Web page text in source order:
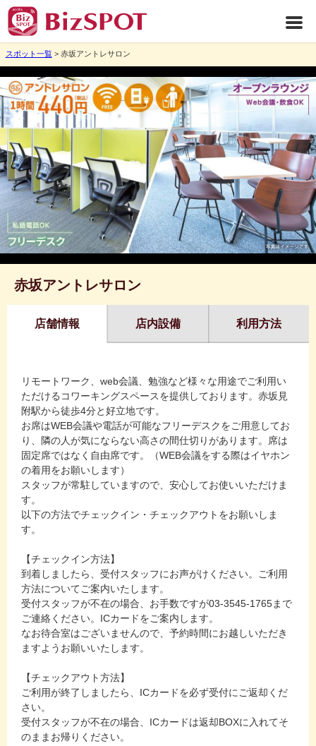
スポット一覧> 赤坂アントレサロン
赤坂アントレサロン
店舗情報 店内設備 利用方法
リモートワーク、web会議、勉強など様々な用途でご利用い
ただけるコワーキングスペースを提供しております。赤坂見
附駅から徒歩4分と好立地です。
お席はWEB会議や電話が可能なフリーデスクをご用意してお
り、隣の人が気にならない高さの間仕切りがあります。席は
固定席ではなく自由席です。（WEB会議をする際はイヤホン
の着用をお願いします）
スタッフが常駐していますので、安心してお使いいただけま
す。
以下の方法でチェックイン・チェックアウトをお願いしま
す。
【チェックイン方法】
到着しましたら、受付スタッフにお声がけください。ご利用
方法についてご案内いたします。
受付スタッフが不在の場合、お手数ですが03-3545-1765まで
ご連絡ください。ICカードをご案内します。
なお待合室はございませんので、予約時間にお越しいただき
ますようお願いいたします。
【チェックアウト方法】
ご利用が終了しましたら、ICカードを必ず受付にご返却くだ
さい。
受付スタッフが不在の場合、ICカードは返却BOXに入れてそ
のままお帰りください。